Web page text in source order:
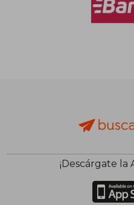
¡Descárgate la